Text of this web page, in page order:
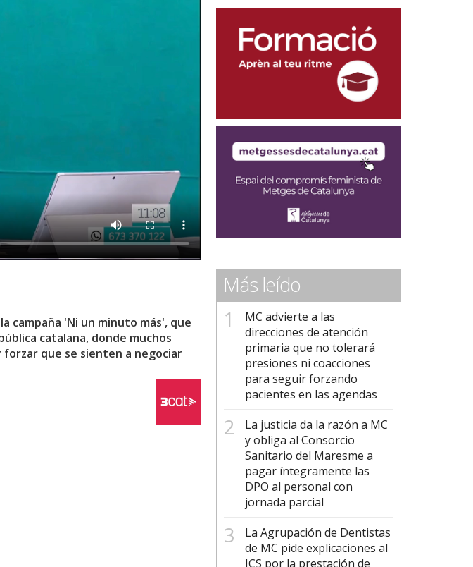
campaña 'Ni un minuto más', que
catalana, donde muchos
forzar que se sienten a negociar
Más leído
MC advierte a las
direcciones de atención
primaria que no tolerará
presiones ni coacciones
para seguir forzando
pacientes en las agendas
La justicia da la razón a MC
y obliga al Consorcio
Sanitario del Maresme a
pagar íntegramente las
DPO al personal con
jornada parcial
La Agrupación de Dentistas
de MC pide explicaciones al
ICS por la prestación de